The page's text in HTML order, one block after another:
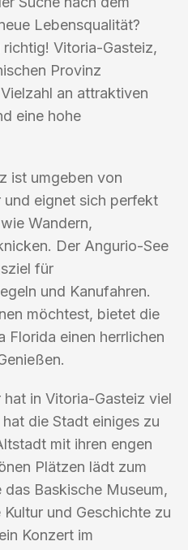
Lebensqualität?
Vitoria-Gasteiz,
Provinz
an attraktiven
eine hohe
ist umgeben von
eignet sich perfekt
Wandern,
Der Angurio-See
für
und Kanufahren.
möchtest, bietet die
Florida einen herrlichen
in Vitoria-Gasteiz viel
die Stadt einiges zu
mit ihren engen
Plätzen lädt zum
Baskische Museum,
und Geschichte zu
Konzert im